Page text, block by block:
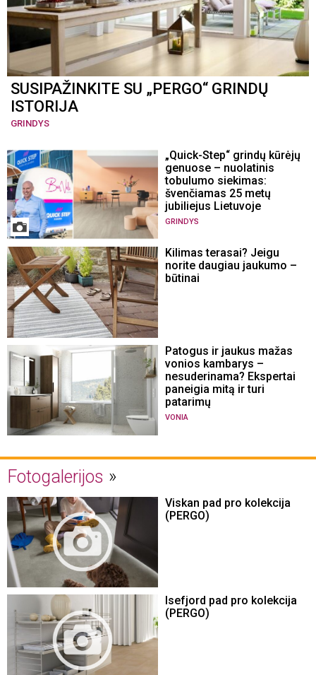
SUSIPAŽINKITE SU „PERGO“ GRINDŲ
ISTORIJA
GRINDYS
„Quick-Step“ grindų kūrėjų
genuose – nuolatinis
tobulumo siekimas:
švenčiamas 25 metų
jubiliejus Lietuvoje
GRINDYS
Kilimas terasai? Jeigu
norite daugiau jaukumo –
būtinai
Patogus ir jaukus mažas
vonios kambarys –
nesuderinama? Ekspertai
paneigia mitą ir turi
patarimų
VONIA
Fotogalerijos
Viskan pad pro kolekcija
(PERGO)
Isefjord pad pro kolekcija
(PERGO)